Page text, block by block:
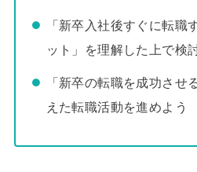
「新卒入社後すぐに転職
ット」を理解した上で検
「新卒の転職を成功させ
えた転職活動を進めよう